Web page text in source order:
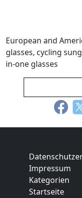
European and
glasses, cycling
in-one glasses
Impressum
Kategorien
Startseite